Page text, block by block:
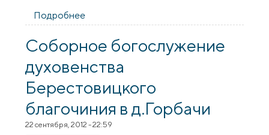
Подробнее
общину Крестовоздвиженской церкви в
д.Головачи
Соборное богослужение
духовенства
Берестовицкого
благочиния в д.Горбачи
22 сентября, 2012 - 22:59